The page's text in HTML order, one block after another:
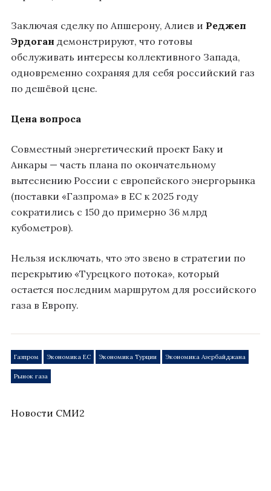
Заключая сделку по Апшерону, Алиев и Реджеп
Эрдоган демонстрируют, что готовы
обслуживать интересы коллективного Запада,
одновременно сохраняя для себя российский газ
по дешёвой цене.
Цена вопроса
Совместный энергетический проект Баку и
Анкары — часть плана по окончательному
вытеснению России с европейского энергорынка
(поставки «Газпрома» в ЕС к 2025 году
сократились с 150 до примерно 36 млрд
кубометров).
Нельзя исключать, что это звено в стратегии по
перекрытию «Турецкого потока», который
остается последним маршрутом для российского
газа в Европу.
Газпром Экономика ЕС Экономика Турции Экономика Азербайджана
Рынок газа
Новости СМИ2